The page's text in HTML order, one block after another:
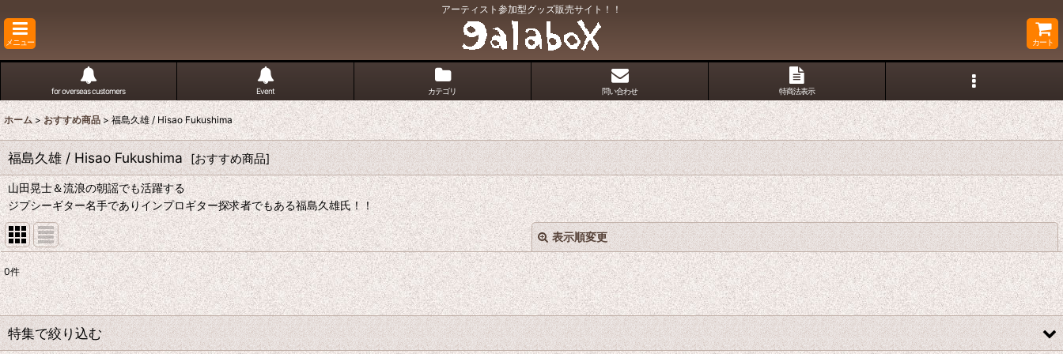
アーティスト参加型グッズ販売サイト！！
メニュー カート
for overseas customers Event カテゴリ 問い合わせ 特商法表示
ホーム > おすすめ商品 > 福島久雄 / Hisao Fukushima
福島久雄 / Hisao Fukushima [おすすめ商品]
山田晃士＆流浪の朝謡でも活躍する
ジプシーギター名手でありインプロギター探求者でもある福島久雄氏！！
表示順変更
表示数:
並び順:
閉じる
0件
特集で絞り込む